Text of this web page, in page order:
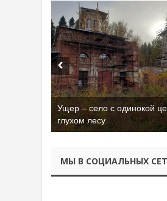
Ущер – село с одинокой
глухом лесу
МЫ В СОЦИАЛЬНЫХ